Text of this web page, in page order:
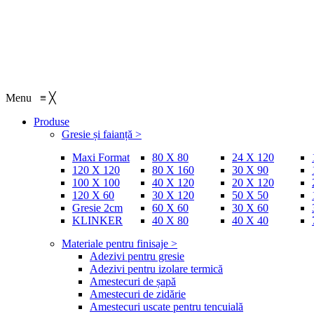
Menu ≡ ╳
Produse
Gresie și faianță >
Maxi Format
120 X 120
100 X 100
120 X 60
Gresie 2cm
KLINKER
80 X 80
80 X 160
40 X 120
30 X 120
60 X 60
40 X 80
24 X 120
30 X 90
20 X 120
50 X 50
30 X 60
40 X 40
Materiale pentru finisaje >
Adezivi pentru gresie
Adezivi pentru izolare termică
Amestecuri de șapă
Amestecuri de zidărie
Amestecuri uscate pentru tencuială